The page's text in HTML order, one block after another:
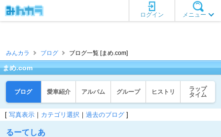
メニュー
ログイン
みんカラ ブログ ブログ一覧 [まめ.com]
まめ.com
ブログ 愛車紹介 アルバム グループ ヒストリ
ラップ
タイム
[ 写真表示 ｜ カテゴリ選択 ｜ 過去のブログ ]
るーてしあ